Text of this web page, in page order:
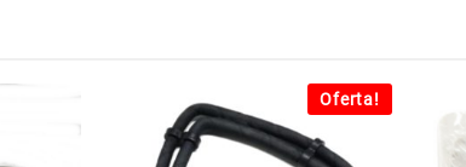
Oferta!